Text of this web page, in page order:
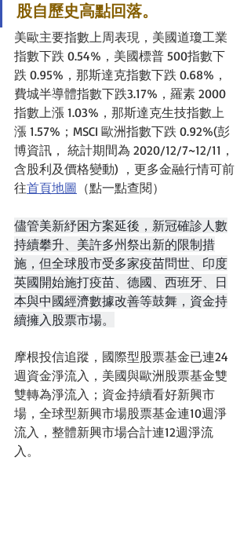
股自歷史高點回落。
美歐主要指數上周表現，美國道瓊工業
指數下跌 0.54%，美國標普 500指數下
跌 0.95%，那斯達克指數下跌 0.68%，
費城半導體指數下跌3.17%，羅素 2000
指數上漲 1.03%，那斯達克生技指數上
漲 1.57%；MSCI 歐洲指數下跌 0.92%(彭
博資訊， 統計期間為 2020/12/7~12/11，
含股利及價格變動) ，更多金融行情可前
往首頁地圖 （點一點查閱）
儘管美新紓困方案延後，新冠確診人數
持續攀升、美許多州祭出新的限制措
施，但全球股市受多家疫苗問世、印度
英國開始施打疫苗、德國、西班牙、日
本與中國經濟數據改善等鼓舞，資金持
續擁入股票市場。
摩根投信追蹤，國際型股票基金已連24
週資金淨流入，美國與歐洲股票基金雙
雙轉為淨流入；資金持續看好新興市
場，全球型新興市場股票基金連10週淨
流入，整體新興市場合計連12週淨流
入。